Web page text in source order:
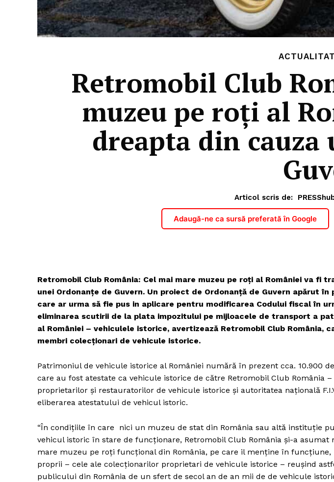
Retromobil Club
muzeu pe roți al
dreapta din cauza
Articol scris de:
Adaugă-ne ca sursă preferată în Google
Retromobil Club România: Cel mai mare muzeu pe roți al României va fi
unei Ordonanțe de Guvern. Un proiect de Ordonanță de Guvern apărut
care ar urma să fie pus in aplicare pentru modificarea Codului fiscal în
eliminarea scutirii de la plata impozitului pe mijloacele de transport a
al României – vehiculele istorice, avertizează Retromobil Club România,
membri colecționari de vehicule istorice.
Patrimoniul de vehicule istorice al României numără în prezent cca. 10.900
care au fost atestate ca vehicule istorice de către Retromobil Club România
proprietarilor și restauratorilor de vehicule istorice și autoritatea națională
eliberarea atestatului de vehicul istoric.
“În condițiile în care nici un muzeu de stat din România sau altă instituție
vehicul istoric în stare de funcționare, Retromobil Club România și-a asumat
mare muzeu pe roți funcțional din România, pe care il menține în funcțiune,
proprii – cele ale colecționarilor proprietari de vehicule istorice – reușind
publicului din România de un sfert de secol an de an mii de de vehicule